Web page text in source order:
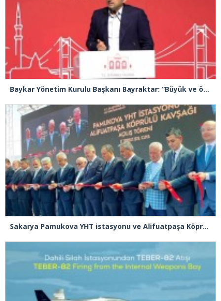
Baykar Yönetim Kurulu Başkanı Bayraktar: “Büyük ve önemli eserler konfor alanının dışında kalmaya razı olanlar tarafından gerçekleştirildi”
Sakarya Pamukova YHT istasyonu ve Alifuatpaşa Köprülü Kavşağı açılışı gerçekleşti